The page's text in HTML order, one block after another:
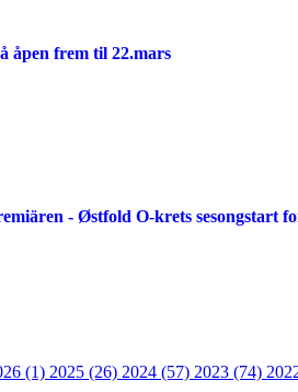
åpen frem til 22.mars
- Østfold O-krets sesongstart
(1) 2025 (26) 2024 (57) 2023 (74)